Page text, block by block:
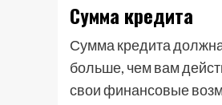
Сумма кредита
Сумма кредита
больше, чем вам
свои финансовые